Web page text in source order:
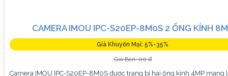
CAMERA IMOU IPC-S20EP-8M0S 2 ỐNG KÍNH
Giá Khuyến Mại: 5%-35%
Giá Bán: 00 ₫
Camera IMOU IPC-S20EP-8M0S được trang bị hai ống kính 4MP mang